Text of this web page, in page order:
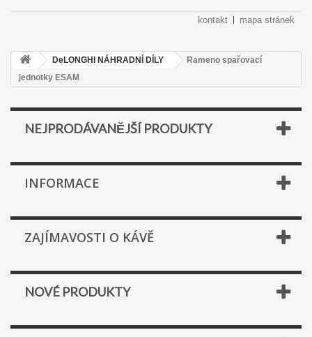
kontakt mapa stránek
DeLONGHI NÁHRADNÍ DÍLY
Rameno spařovací
jednotky ESAM
NEJPRODÁVANĚJŠÍ PRODUKTY
INFORMACE
ZAJÍMAVOSTI O KÁVĚ
NOVÉ PRODUKTY